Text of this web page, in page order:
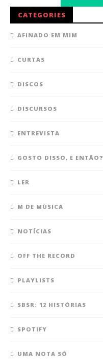
CATEGORIES
AFINADO EM MIM
CURTAS
DISCOS
DISCURSOS
ENTREVISTA
GOSTO DISSO, E ENTÃO?
LER
M DE MÚSICA
NOTÍCIAS
OFF THE RECORD
PLAYLISTS
SBSR: 12 HISTÓRIAS
SPOTIFY
UMA NOTA SÓ